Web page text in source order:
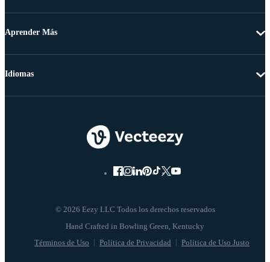
Aprender Más
© 2026 Eezy LLC Todos los derechos reservados
Términos de Uso Política de Privacidad Política de Uso Justo
Idiomas